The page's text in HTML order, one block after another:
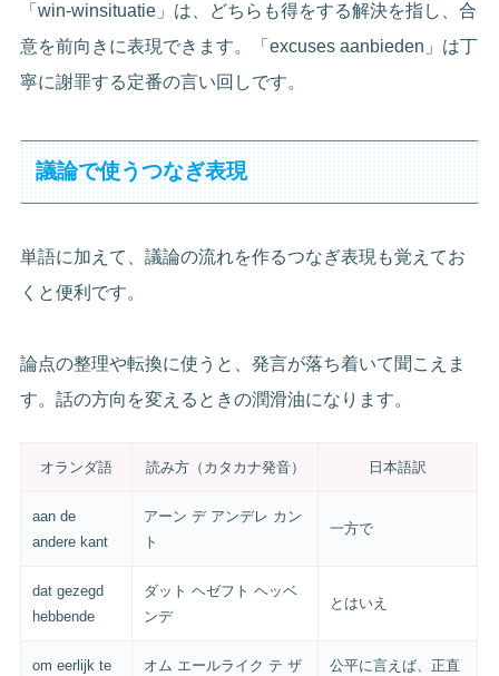
「win-winsituatie」は、どちらも得をする解決を指し、合
意を前向きに表現できます。「excuses aanbieden」は丁
寧に謝罪する定番の言い回しです。
議論で使うつなぎ表現
単語に加えて、議論の流れを作るつなぎ表現も覚えてお
くと便利です。
論点の整理や転換に使うと、発言が落ち着いて聞こえま
す。話の方向を変えるときの潤滑油になります。
オランダ語 読み方（カタカナ発音） 日本語訳
aan de
andere kant
アーン デ アンデレ カン
ト
一方で
dat gezegd
hebbende
ダット ヘゼフト ヘッベ
ンデ
とはいえ
om eerlijk te
オム エールライク テ ザ
公平に言えば、正直